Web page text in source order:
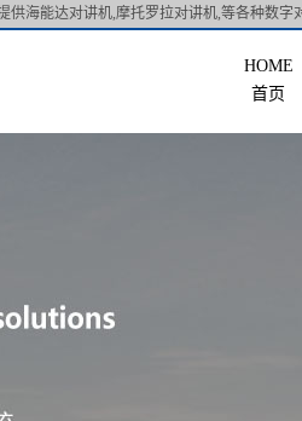
供海能达对讲机,摩托罗拉对讲机,等各种数字
首页